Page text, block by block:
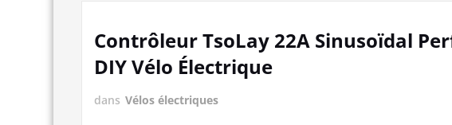
Contrôleur TsoLay 22A Sinusoïdal
DIY Vélo Électrique
dans Vélos électriques